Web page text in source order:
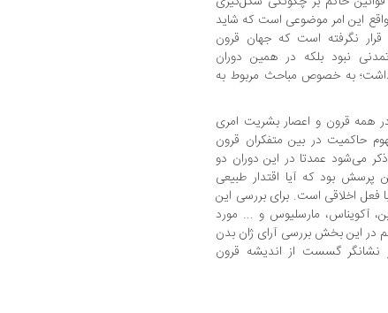
این امر موضوعی است که شاید
نگرفته است که جهان قرون
نبود بلکه در همین دوران
داشت؛ به خصوص مباحث مربوط به
همه قرون و اعصار بشریت امری
حاکمیت در بین متفکران قرون
می‌شود عمدتا در این دوران دو
پرسش بود که آیا اقتدار طبیعی
فعل اخلاقی است. برای بررسی این
آکویناس، مارسلیوس و ... مورد
در این بخش بررسی آرای ژان بدن
گسست از اندیشه قرون